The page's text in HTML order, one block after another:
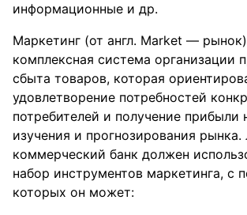
информационные и др.
Маркетинг (от англ. Market —
комплексная система организации
сбыта товаров, которая
удовлетворение потребностей
потребителей и получение прибыли
изучения и прогнозирования
коммерческий банк должен
набор инструментов маркетинга, с
которых он может: